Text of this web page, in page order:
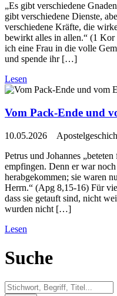
„Es gibt verschiedene
gibt verschiedene Dienste,
verschiedene Kräfte, die
bewirkt alles in allen.“ (1 Kor
ich eine Frau in die volle
und spende ihr […]
Lesen
Vom Pack-Ende und
10.05.2026
Petrus und Johannes
empfingen. Denn er war
herabgekommen; sie waren
Herrn.“ (Apg 8,15-16) Für
dass sie getauft sind, nicht
wurden nicht […]
Lesen
Suche